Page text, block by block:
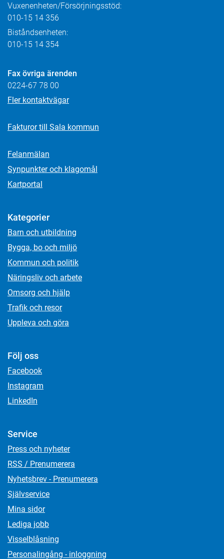
Vuxenenheten/Försörjningsstöd:
010-15 14 356
Biståndsenheten:
010-15 14 354
Fax övriga ärenden
0224-67 78 00
Fler kontaktvägar
Fakturor till Sala kommun
Felanmälan
Synpunkter och klagomål
Kartportal
Kategorier
Barn och utbildning
Bygga, bo och miljö
Kommun och politik
Näringsliv och arbete
Omsorg och hjälp
Trafik och resor
Uppleva och göra
Följ oss
Facebook
Instagram
LinkedIn
Service
Press och nyheter
RSS / Prenumerera
Nyhetsbrev - Prenumerera
Självservice
Mina sidor
Lediga jobb
Visselblåsning
Personalingång - inloggning